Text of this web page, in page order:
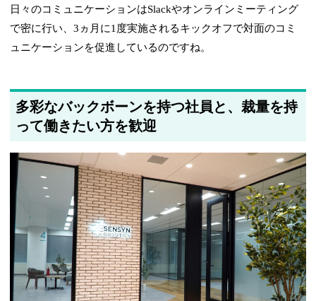
日々のコミュニケーションはSlackやオンラインミーティング
で密に行い、3ヵ月に1度実施されるキックオフで対面のコミ
ュニケーションを促進しているのですね。
多彩なバックボーンを持つ社員と、裁量を持
って働きたい方を歓迎